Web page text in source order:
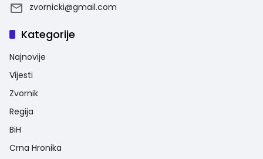
zvornicki@gmail.com
Kategorije
Najnovije
Vijesti
Zvornik
Regija
BiH
Crna Hronika